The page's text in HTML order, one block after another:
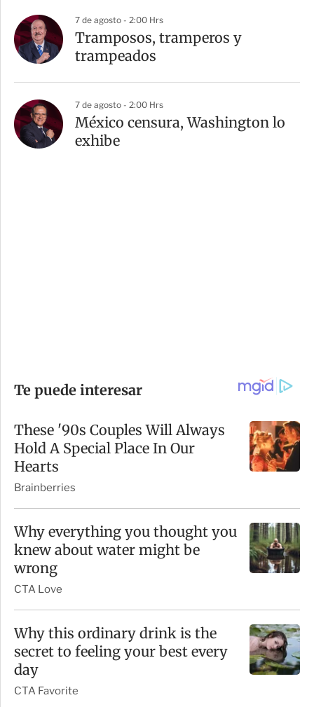
7 de agosto - 2:00 Hrs
Tramposos, tramperos y
trampeados
7 de agosto - 2:00 Hrs
México censura, Washington lo
exhibe